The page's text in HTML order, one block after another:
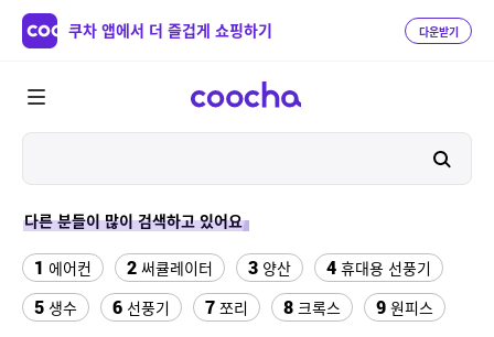
쿠차 앱에서 더 즐겁게 쇼핑하기 다운받기
다른 분들이 많이 검색하고 있어요
1 에어컨 2 써큘레이터 3 양산 4 휴대용 선풍기
5 생수 6 선풍기 7 쪼리 8 크록스 9 원피스